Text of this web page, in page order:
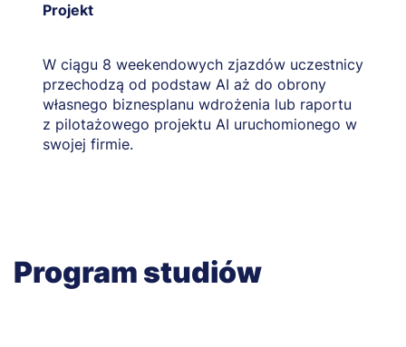
Projekt
W ciągu 8 weekendowych zjazdów uczestnicy
przechodzą od podstaw AI aż do obrony
własnego biznesplanu wdrożenia lub raportu
z pilotażowego projektu AI uruchomionego w
swojej firmie.
Program studiów